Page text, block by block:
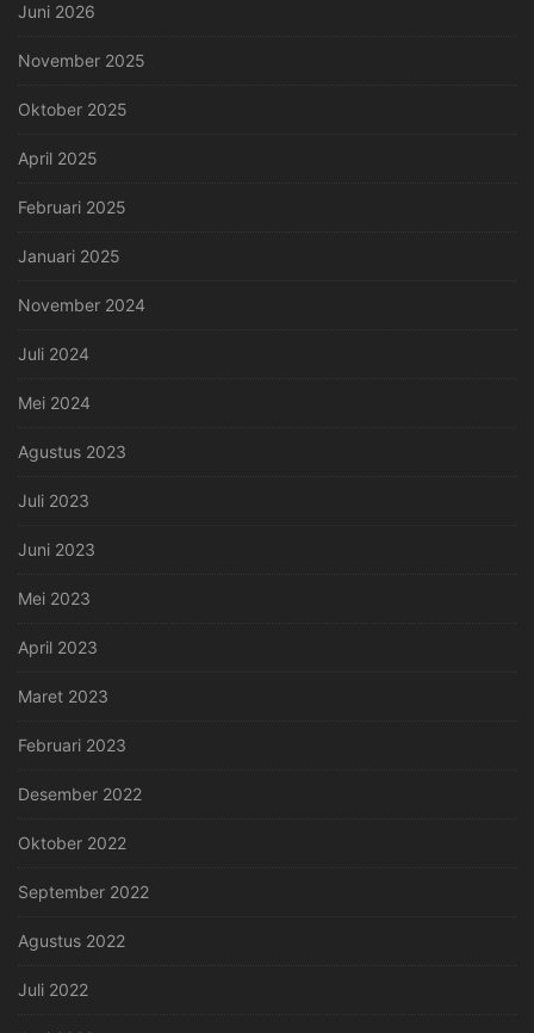
Juni 2026
November 2025
Oktober 2025
April 2025
Februari 2025
Januari 2025
November 2024
Juli 2024
Mei 2024
Agustus 2023
Juli 2023
Juni 2023
Mei 2023
April 2023
Maret 2023
Februari 2023
Desember 2022
Oktober 2022
September 2022
Agustus 2022
Juli 2022